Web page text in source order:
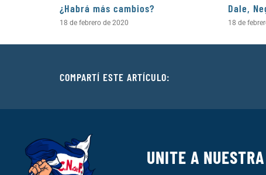
¿Habrá más cambios?
18 de febrero de 2020
Dale,
18 de
COMPARTÍ ESTE ARTÍCULO:
UNITE A